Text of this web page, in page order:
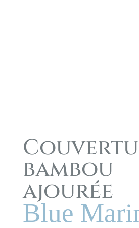
bambou
ajourée
Blue